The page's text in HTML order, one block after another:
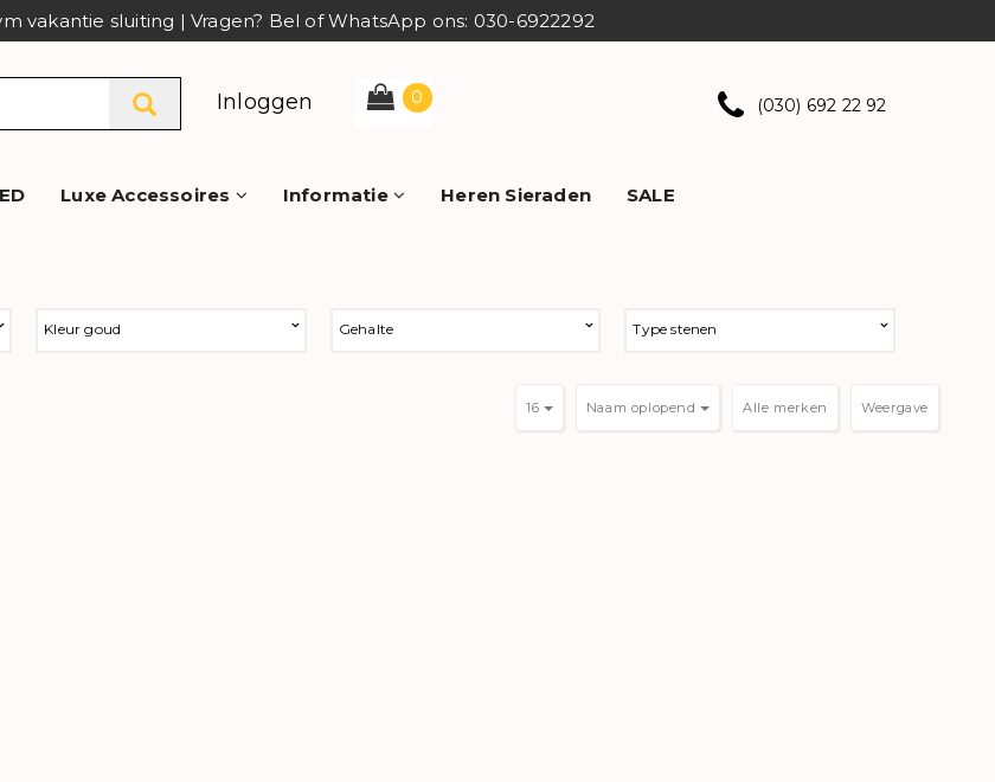
vakantie sluiting | Vragen? Bel of WhatsApp ons: 030-6922292
Inloggen 0 (030) 692 22 92
Luxe Accessoires Informatie Heren Sieraden SALE
Kleur goud Gehalte Type stenen
Weergave
Naam oplopend
16